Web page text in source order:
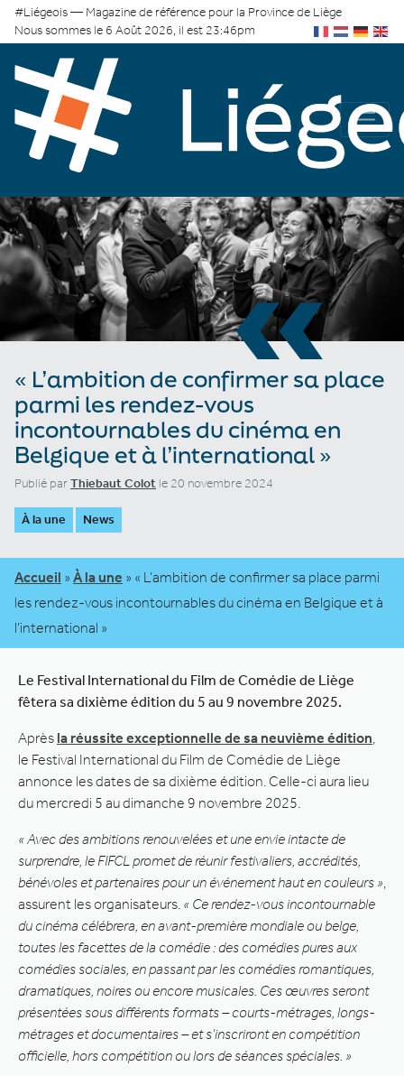
#Liégeois — Magazine de référence pour la Province de Liège
Nous sommes le 6 Août 2026, il est 23:46pm
«
« L’ambition de confirmer sa place
parmi les rendez-vous
incontournables du cinéma en
Belgique et à l’international »
Publié parThiebaut Colot le 20 novembre 2024
À la une News
Accueil » À la une » « L’ambition de confirmer sa place parmi
les rendez-vous incontournables du cinéma en Belgique et à
l’international »
Le Festival International du Film de Comédie de Liège
fêtera sa dixième édition du 5 au 9 novembre 2025.
Après la réussite exceptionnelle de sa neuvième édition
le Festival International du Film de Comédie de Liège
annonce les dates de sa dixième édition. Celle-ci aura lieu
du mercredi 5 au dimanche 9 novembre 2025.
« Avec des ambitions renouvelées et une envie intacte de
surprendre, le FIFCL promet de réunir festivaliers, accrédités,
bénévoles et partenaires pour un événement haut en couleurs »
assurent les organisateurs. « Ce rendez-vous incontournable
du cinéma célébrera, en avant-première mondiale ou belge,
toutes les facettes de la comédie : des comédies pures aux
comédies sociales, en passant par les comédies romantiques,
dramatiques, noires ou encore musicales. Ces œuvres seront
présentées sous différents formats – courts-métrages, longs-
métrages et documentaires – et s’inscriront en compétition
officielle, hors compétition ou lors de séances spéciales. »